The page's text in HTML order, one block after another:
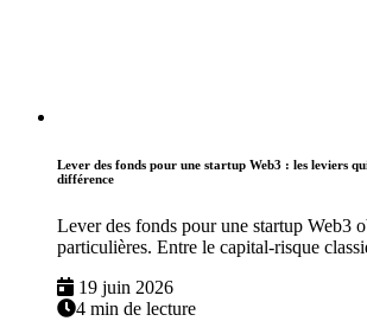
Lever des fonds pour une startup Web3 : les leviers
différence
Lever des fonds pour une startup Web3
particulières. Entre le capital-risque
19 juin 2026
4 min de lecture